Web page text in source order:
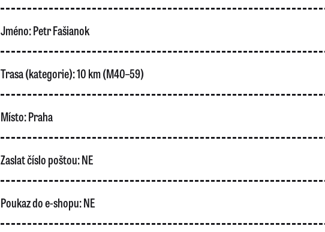
Jméno:Petr Fašianok
Trasa (kategorie):10 km (M40–59)
Místo:Praha
Zaslat číslo poštou:NE
Poukaz do e-shopu:NE